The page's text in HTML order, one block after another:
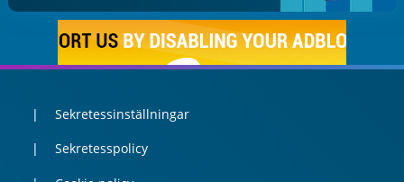
Sekretessinställningar
Sekretesspolicy